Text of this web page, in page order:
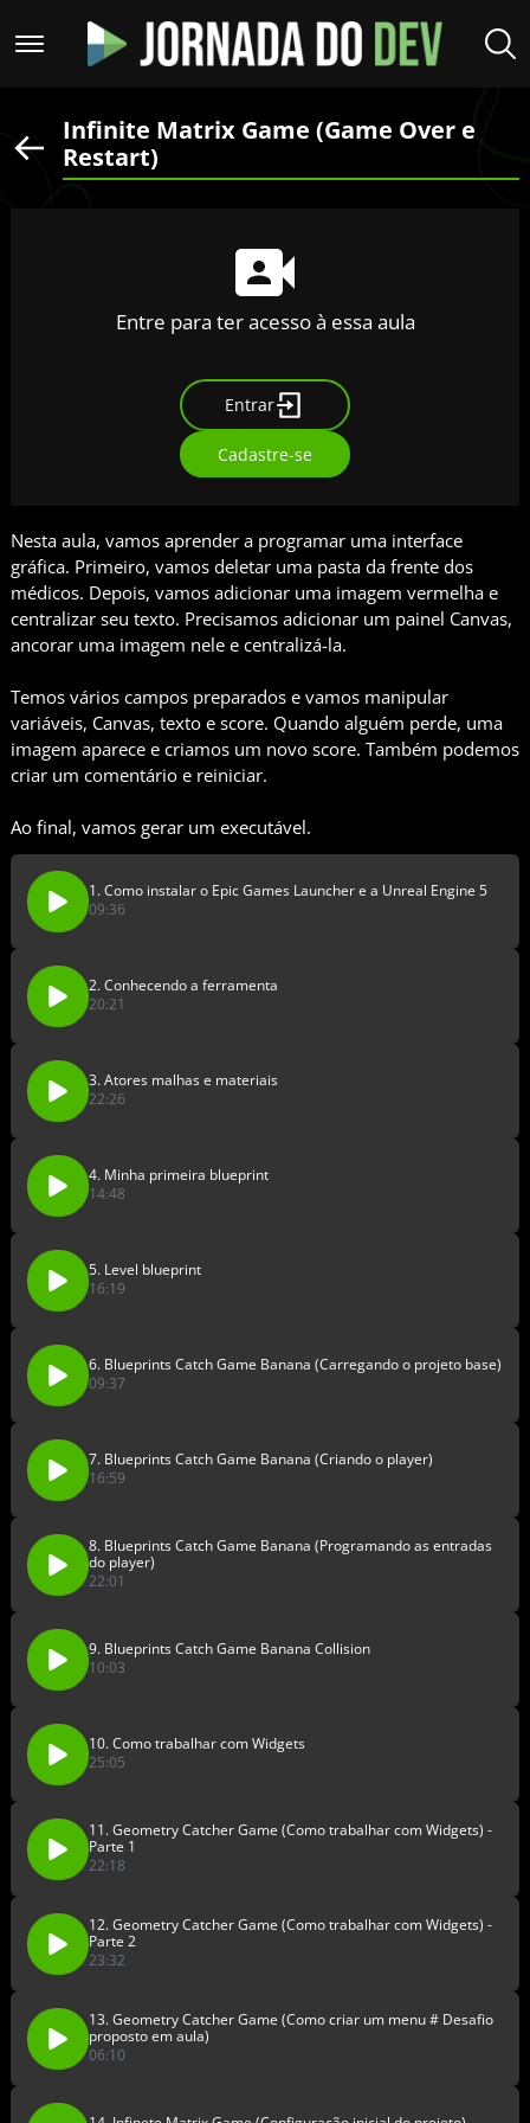
Infinite Matrix Game (Game Over e
Restart)
Entre para ter acesso à essa aula
Entrar
Cadastre-se
Nesta aula, vamos aprender a programar uma interface
gráfica. Primeiro, vamos deletar uma pasta da frente dos
médicos. Depois, vamos adicionar uma imagem vermelha e
centralizar seu texto. Precisamos adicionar um painel Canvas,
ancorar uma imagem nele e centralizá-la.
Temos vários campos preparados e vamos manipular
variáveis, Canvas, texto e score. Quando alguém perde, uma
imagem aparece e criamos um novo score. Também podemos
criar um comentário e reiniciar.
Ao final, vamos gerar um executável.
1. Como instalar o Epic Games Launcher e a Unreal Engine 5
09:36
2. Conhecendo a ferramenta
20:21
3. Atores malhas e materiais
22:26
4. Minha primeira blueprint
14:48
5. Level blueprint
16:19
6. Blueprints Catch Game Banana (Carregando o projeto base)
09:37
7. Blueprints Catch Game Banana (Criando o player)
16:59
8. Blueprints Catch Game Banana (Programando as entradas
do player)
22:01
9. Blueprints Catch Game Banana Collision
10:03
10. Como trabalhar com Widgets
25:05
11. Geometry Catcher Game (Como trabalhar com Widgets) -
Parte 1
22:18
12. Geometry Catcher Game (Como trabalhar com Widgets) -
Parte 2
23:32
13. Geometry Catcher Game (Como criar um menu # Desafio
proposto em aula)
06:10